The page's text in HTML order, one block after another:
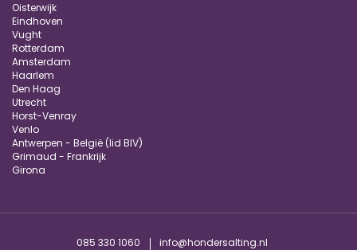
Oisterwijk
Eindhoven
Vught
Rotterdam
Amsterdam
Haarlem
Den Haag
Utrecht
Horst-Venray
Venlo
Antwerpen - België (lid BIV)
Grimaud - Frankrijk
Girona
085 330 1060 info@hondersalting.nl